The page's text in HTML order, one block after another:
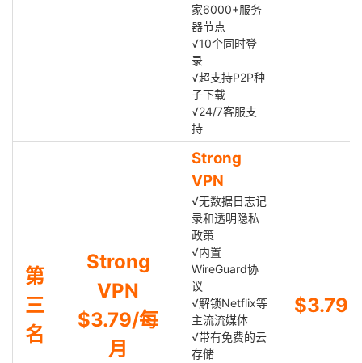
家6000+服务
器节点
√10个同时登
录
√超支持P2P种
子下载
√24/7客服支
持
第
三
名
Strong
VPN
$3.79/每
月
Strong
VPN
√无数据日志记
录和透明隐私
政策
√内置
WireGuard协
议
√解锁Netflix等
主流流媒体
√带有免费的云
存储
$3.79